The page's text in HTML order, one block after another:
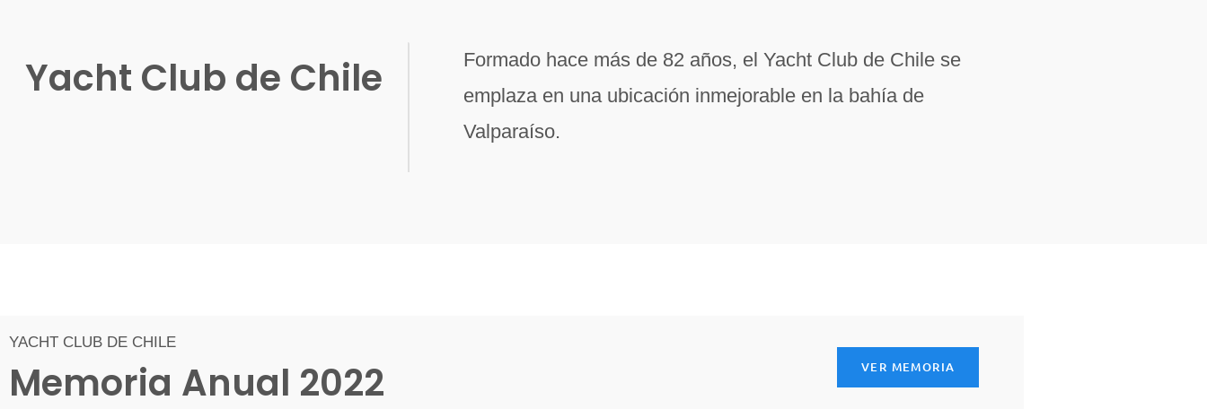
Yacht Club de Chile
Formado hace más de 82 años, el Yacht Club de Chile se
emplaza en una ubicación inmejorable en la bahía de
Valparaíso.
YACHT CLUB DE CHILE
Memoria Anual 2022 VER MEMORIA